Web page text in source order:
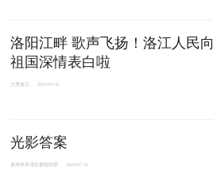
洛阳江畔 歌声飞扬！洛江人民向
祖国深情表白啦
大美洛江 2019-07-31
光影答案
泉州市丰泽区委组织部 2019-07-31